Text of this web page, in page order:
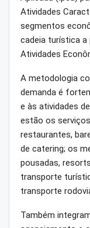
Atividades
segmentos
cadeia turística a
Atividades
A metodologia
demanda é
e às atividades
estão os
restaurantes,
de catering; os
pousadas,
transporte
transporte
Também